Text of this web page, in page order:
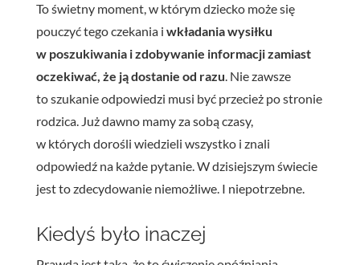
To świetny moment, w którym dziecko może się
pouczyć tego czekania i wkładania wysiłku
w poszukiwania i zdobywanie informacji zamiast
oczekiwać, że ją dostanie od razu. Nie zawsze
to szukanie odpowiedzi musi być przecież po stronie
rodzica. Już dawno mamy za sobą czasy,
w których dorośli wiedzieli wszystko i znali
odpowiedź na każde pytanie. W dzisiejszym świecie
jest to zdecydowanie niemożliwe. I niepotrzebne.
Kiedyś było inaczej